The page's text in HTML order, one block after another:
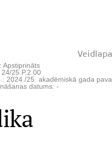
Apstiprināts
25.P.2.00
2024./25. akadēmiskā gada
datums: -